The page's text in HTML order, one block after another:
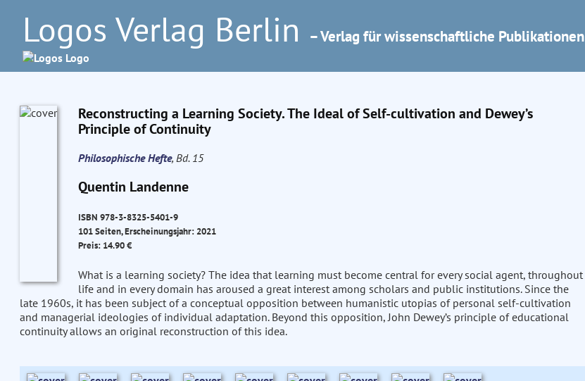
Logos Verlag Berlin – Verlag für wissenschaftliche Publikationen
Reconstructing a Learning Society. The Ideal of Self-cultivation and Dewey’s
Principle of Continuity
Philosophische Hefte, Bd. 15
Quentin Landenne
ISBN 978-3-8325-5401-9
101 Seiten, Erscheinungsjahr: 2021
Preis: 14.90 €
What is a learning society? The idea that learning must become central for every social agent, throughout
life and in every domain has aroused a great interest among scholars and public institutions. Since the
late 1960s, it has been subject of a conceptual opposition between humanistic utopias of personal self-cultivation
and managerial ideologies of individual adaptation. Beyond this opposition, John Dewey’s principle of educational
continuity allows an original reconstruction of this idea.